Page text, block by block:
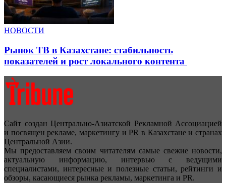
НОВОСТИ
Рынок ТВ в Казахстане: стабильность
показателей и рост локального контента
Сайт создан Центрально-Азиатской Рекламной Ассоциацией
и посвящен рекламе, маркетингу и PR в Казахстане и странах
Центральной Азии.
Мы предоставляем своим читателям самые свежие новости,
актуальную информацию, интервью с ведущими
специалистами, интересные и полезные статьи, рейтинги и
обзоры, касающиеся рынка рекламы, маркетинга и PR.